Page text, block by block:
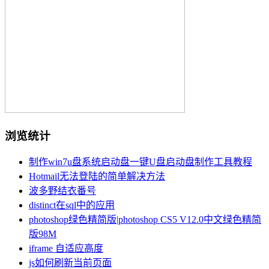
浏览统计
制作win7u盘系统启动盘一键U盘启动盘制作工具教程
Hotmail无法登陆的简单解决方法
波多野结衣番号
distinct在sql中的应用
photoshop绿色精简版|photoshop CS5 V12.0中文绿色精简
版98M
iframe 自适应高度
js如何刷新当前页面